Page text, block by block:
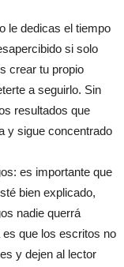
le dedicas el tiempo
si solo
crear tu propio
a seguirlo. Sin
resultados que
y sigue concentrado
es importante que
bien explicado,
nadie querrá
es que los escritos no
y dejen al lector